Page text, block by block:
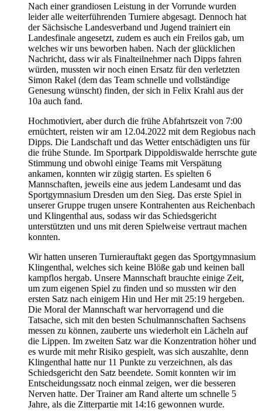
Nach einer grandiosen Leistung in der Vorrunde wurden
leider alle weiterführenden Turniere abgesagt. Dennoch hat
der Sächsische Landesverband und Jugend trainiert ein
Landesfinale angesetzt, zudem es auch ein Freilos gab, um
welches wir uns beworben haben. Nach der glücklichen
Nachricht, dass wir als Finalteilnehmer nach Dipps fahren
würden, mussten wir noch einen Ersatz für den verletzten
Simon Rakel (dem das Team schnelle und vollständige
Genesung wünscht) finden, der sich in Felix Krahl aus der
10a auch fand.
Hochmotiviert, aber durch die frühe Abfahrtszeit von 7:00
ernüchtert, reisten wir am 12.04.2022 mit dem Regiobus nach
Dipps. Die Landschaft und das Wetter entschädigten uns für
die frühe Stunde. Im Sportpark Dippoldiswalde herrschte gute
Stimmung und obwohl einige Teams mit Verspätung
ankamen, konnten wir zügig starten. Es spielten 6
Mannschaften, jeweils eine aus jedem Landesamt und das
Sportgymnasium Dresden um den Sieg. Das erste Spiel in
unserer Gruppe trugen unsere Kontrahenten aus Reichenbach
und Klingenthal aus, sodass wir das Schiedsgericht
unterstützten und uns mit deren Spielweise vertraut machen
konnten.
Wir hatten unseren Turnierauftakt gegen das Sportgymnasium
Klingenthal, welches sich keine Blöße gab und keinen ball
kampflos hergab. Unsere Mannschaft brauchte einige Zeit,
um zum eigenen Spiel zu finden und so mussten wir den
ersten Satz nach einigem Hin und Her mit 25:19 hergeben.
Die Moral der Mannschaft war hervorragend und die
Tatsache, sich mit den besten Schulmannschaften Sachsens
messen zu können, zauberte uns wiederholt ein Lächeln auf
die Lippen. Im zweiten Satz war die Konzentration höher und
es wurde mit mehr Risiko gespielt, was sich auszahlte, denn
Klingenthal hatte nur 11 Punkte zu verzeichnen, als das
Schiedsgericht den Satz beendete. Somit konnten wir im
Entscheidungssatz noch einmal zeigen, wer die besseren
Nerven hatte. Der Trainer am Rand alterte um schnelle 5
Jahre, als die Zitterpartie mit 14:16 gewonnen wurde.